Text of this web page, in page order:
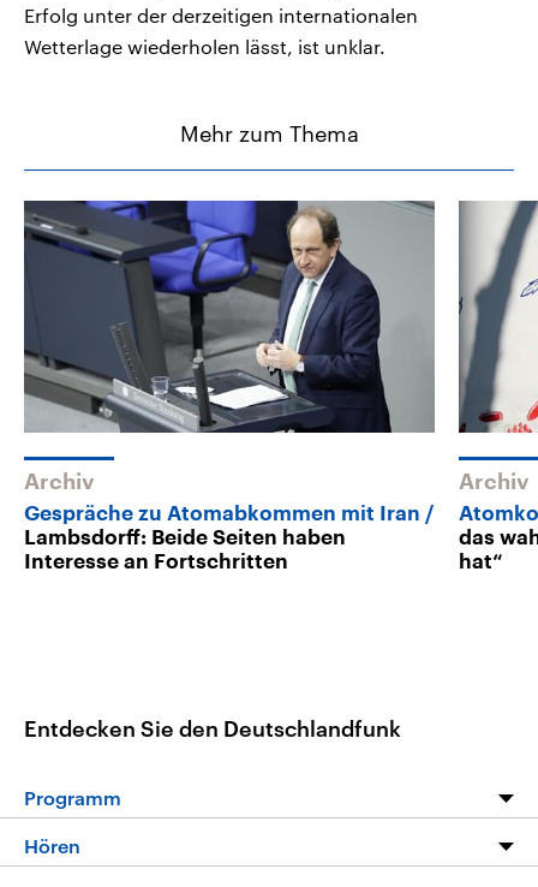
Erfolg unter der derzeitigen internationalen
Wetterlage wiederholen lässt, ist unklar.
Mehr zum Thema
Archiv
Gespräche zu Atomabkommen mit Iran
Lambsdorff: Beide Seiten haben
Interesse an Fortschritten
Archiv
das
hat“
Entdecken Sie den Deutschlandfunk
Programm
Programm
Hören